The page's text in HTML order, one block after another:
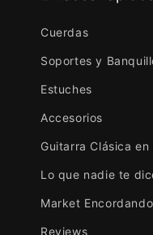
Cuerdas
Soportes y
Estuches
Accesorios
Guitarra Clásica en
Lo que nadie te
Market Encordando
Reviews